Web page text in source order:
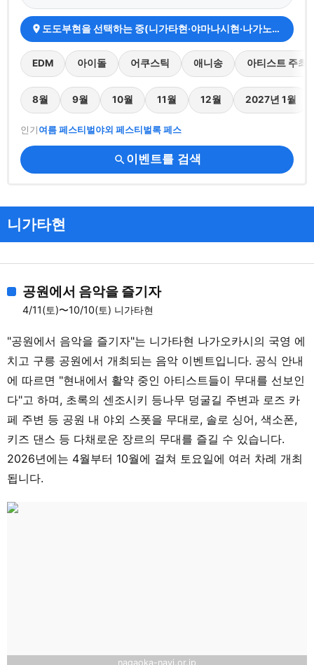
place 도도부현을 선택하는 중(니가타현·야마나시현·나가노현·도야
EDM 아이돌 어쿠스틱 애니송 아티스트 주최
8월 9월 10월 11월 12월 2027년 1월
인기여름 페스티벌야외 페스티벌록 페스
search 이벤트를 검색
니가타현
공원에서 음악을 즐기자
4/11(토)〜10/10(토) 니가타현
"공원에서 음악을 즐기자"는 니가타현 나가오카시의 국영 에
치고 구릉 공원에서 개최되는 음악 이벤트입니다. 공식 안내
에 따르면 "현내에서 활약 중인 아티스트들이 무대를 선보인
다"고 하며, 초록의 센조시키 등나무 덩굴길 주변과 로즈 카
페 주변 등 공원 내 야외 스폿을 무대로, 솔로 싱어, 색소폰,
키즈 댄스 등 다채로운 장르의 무대를 즐길 수 있습니다.
2026년에는 4월부터 10월에 걸쳐 토요일에 여러 차례 개최
됩니다.
nagaoka-navi.or.jp